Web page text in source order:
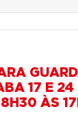
17 E 24
ÀS